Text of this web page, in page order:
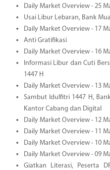
Daily Market Overview - 25
Usai Libur Lebaran, Bank
Daily Market Overview - 17
Anti Gratifikasi
Daily Market Overview - 16
Informasi Libur dan Cuti
1447 H
Daily Market Overview - 13
Sambut Idulfitri 1447 H,
Kantor Cabang dan Digital
Daily Market Overview - 12
Daily Market Overview - 11
Daily Market Overview - 10
Daily Market Overview - 09
Giatkan Literasi, Peserta